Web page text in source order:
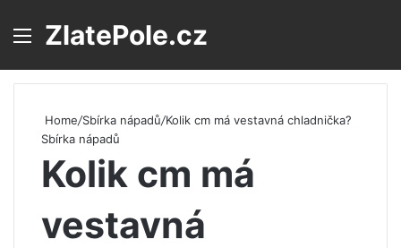
Menu
ZlatePole.cz
Home/Sbírka nápadů/Kolik cm má vestavná chladnička?
Sbírka nápadů
Kolik cm má
vestavná